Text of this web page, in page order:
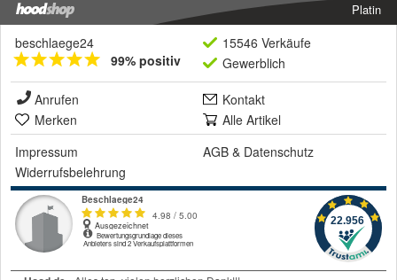
Platin
beschlaege24
99% positiv
15546 Verkäufe
Gewerblich
Anrufen
Kontakt
Merken
Alle Artikel
Impressum
AGB & Datenschutz
Widerrufsbelehrung